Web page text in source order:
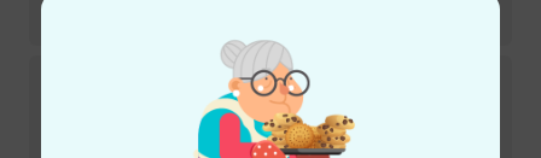
Pure Classic + Volume Control
Disponible immédiatement
€